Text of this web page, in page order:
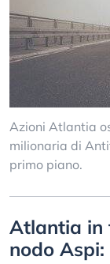
Azioni Atlantia
milionaria di
primo piano.
Atlantia in
nodo